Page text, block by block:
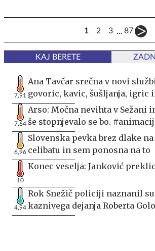
1 2 3 ... 87
KAJ BERETE
7,91
Ana Tavčar srečna v novi
govoric, kavic, šušljanja, igric
7,64
Arso: Močna nevihta v Sežani
še stopnjevalo se bo.
6,96
Slovenska pevka brez dlake
celibatu in sem ponosna na to
10
Konec veselja: Janković
4,94
Rok Snežič policiji naznanil
kaznivega dejanja Roberta